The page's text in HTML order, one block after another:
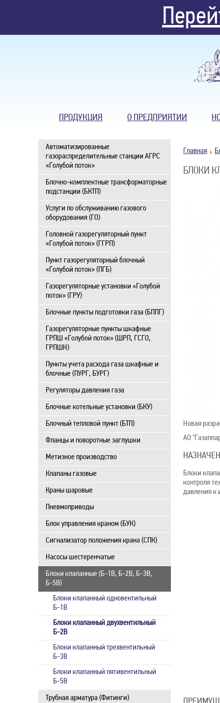
ПРОДУКЦИЯ О ПРЕДПРИЯТИИ
Автоматизированные
газораспределительные станции АГРС
«Голубой поток»
Блочно-комплектные трансформаторные
подстанции (БКТП)
Услуги по обслуживанию газового
оборудования (ГО)
Головной газорегуляторный пункт
«Голубой поток» (ГГРП)
Пункт газорегуляторный блочный
«Голубой поток» (ПГБ)
Газорегуляторные установки «Голубой
поток» (ГРУ)
Блочные пункты подготовки газа (БППГ)
Газорегуляторные пункты шкафные
ГРПШ «Голубой поток» (ШРП, ГСГО,
ГРПШН)
Пункты учета расхода газа шкафные и
блочные (ПУРГ, БУРГ)
Регуляторы давления газа
Блочные котельные установки (БКУ)
Блочный тепловой пункт (БТП)
Фланцы и поворотные заглушки
Метизное производство
Клапаны газовые
Краны шаровые
Пневмоприводы
Блок управления краном (БУК)
Сигнализатор положения крана (СПК)
Насосы шестеренчатые
Блоки клапанные (Б-1В, Б-2В, Б-3В,
Б-5В)
Блоки клапанный одновентильный
Б-1В
Блоки клапанный двухвентильный
Б-2В
Блоки клапанный трехвентильный
Б-3В
Блоки клапанный пятивентильный
Б-5В
Трубная арматура (Фитинги)
Главная
БЛОКИ
Новая
АО
Блоки
контроля
давления к